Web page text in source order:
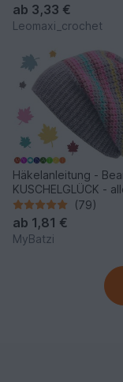
ab 3,33 €
Leomaxi_crochet
Häkelanleitung -
KUSCHELGLÜCK -
Größen
(79)
ab 1,81 €
MyBatzi